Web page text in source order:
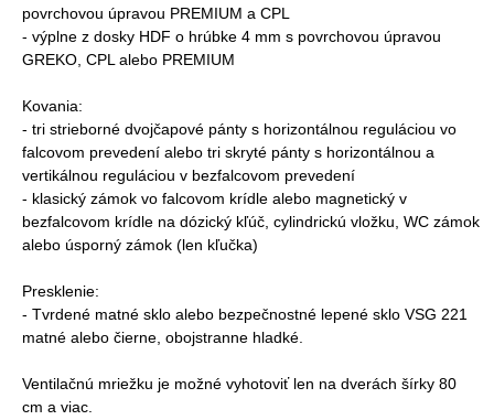
povrchovou úpravou PREMIUM a CPL
- výplne z dosky HDF o hrúbke 4 mm s povrchovou úpravou
GREKO, CPL alebo PREMIUM
Kovania:
- tri strieborné dvojčapové pánty s horizontálnou reguláciou vo
falcovom prevedení alebo tri skryté pánty s horizontálnou a
vertikálnou reguláciou v bezfalcovom prevedení
- klasický zámok vo falcovom krídle alebo magnetický v
bezfalcovom krídle na dózický kľúč, cylindrickú vložku, WC zámok
alebo úsporný zámok (len kľučka)
Presklenie:
- Tvrdené matné sklo alebo bezpečnostné lepené sklo VSG 221
matné alebo čierne, obojstranne hladké.
Ventilačnú mriežku je možné vyhotoviť len na dverách šírky 80
cm a viac.